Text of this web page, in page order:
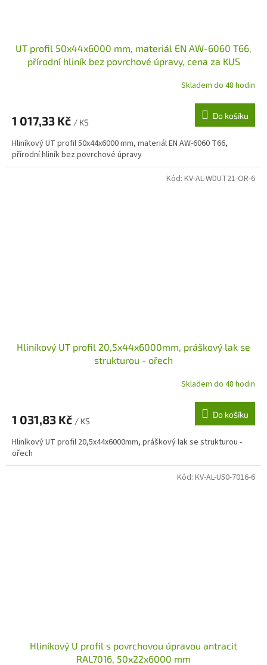
UT profil 50x44x6000 mm, materiál EN AW-6060 T66,
přírodní hliník bez povrchové úpravy, cena za KUS
Skladem do 48 hodin
1 017,33 Kč / KS
Do košíku
Hliníkový UT profil 50x44x6000 mm, materiál EN AW-6060 T66,
přírodní hliník bez povrchové úpravy
Hliníkový UT profil 20,5x44x6000mm, práškový lak se
strukturou - ořech
Skladem do 48 hodin
1 031,83 Kč / KS
Do košíku
Hliníkový UT profil 20,5x44x6000mm, práškový lak se strukturou -
ořech
Kód: KV-AL-WDUT21-OR-6
Hliníkový U profil s povrchovou úpravou antracit
RAL7016, 50x22x6000 mm
Kód: KV-AL-U50-7016-6